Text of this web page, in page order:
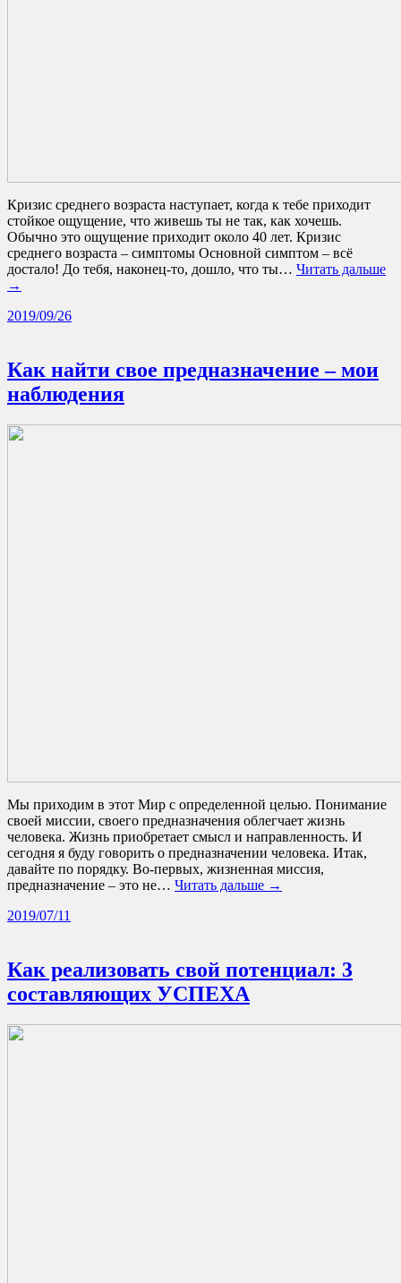
Кризис среднего возраста наступает, когда к тебе приходит
стойкое ощущение, что живешь ты не так, как хочешь.
Обычно это ощущение приходит около 40 лет. Кризис
среднего возраста – симптомы Основной симптом – всё
достало! До тебя, наконец-то, дошло, что ты… Читать дальше
→
2019/09/26
Как найти свое предназначение – мои
наблюдения
Мы приходим в этот Мир с определенной целью. Понимание
своей миссии, своего предназначения облегчает жизнь
человека. Жизнь приобретает смысл и направленность. И
сегодня я буду говорить о предназначении человека. Итак,
давайте по порядку. Во-первых, жизненная миссия,
предназначение – это не… Читать дальше →
2019/07/11
Как реализовать свой потенциал: 3
составляющих УСПЕХА